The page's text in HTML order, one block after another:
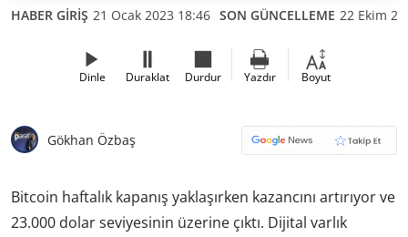
HABER GİRİŞ 21 Ocak 2023 18:46 SON GÜNCELLEME 22 Ekim
Dinle Duraklat Durdur Yazdır Boyut
Gökhan Özbaş
Bitcoin haftalık kapanış yaklaşırken kazancını artırıyor ve
23.000 dolar seviyesinin üzerine çıktı. Dijital varlık